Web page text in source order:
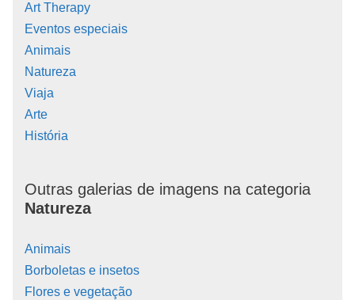
Art Therapy
Eventos especiais
Animais
Natureza
Viaja
Arte
História
Outras galerias de imagens na categoria
Natureza
Animais
Borboletas e insetos
Flores e vegetação